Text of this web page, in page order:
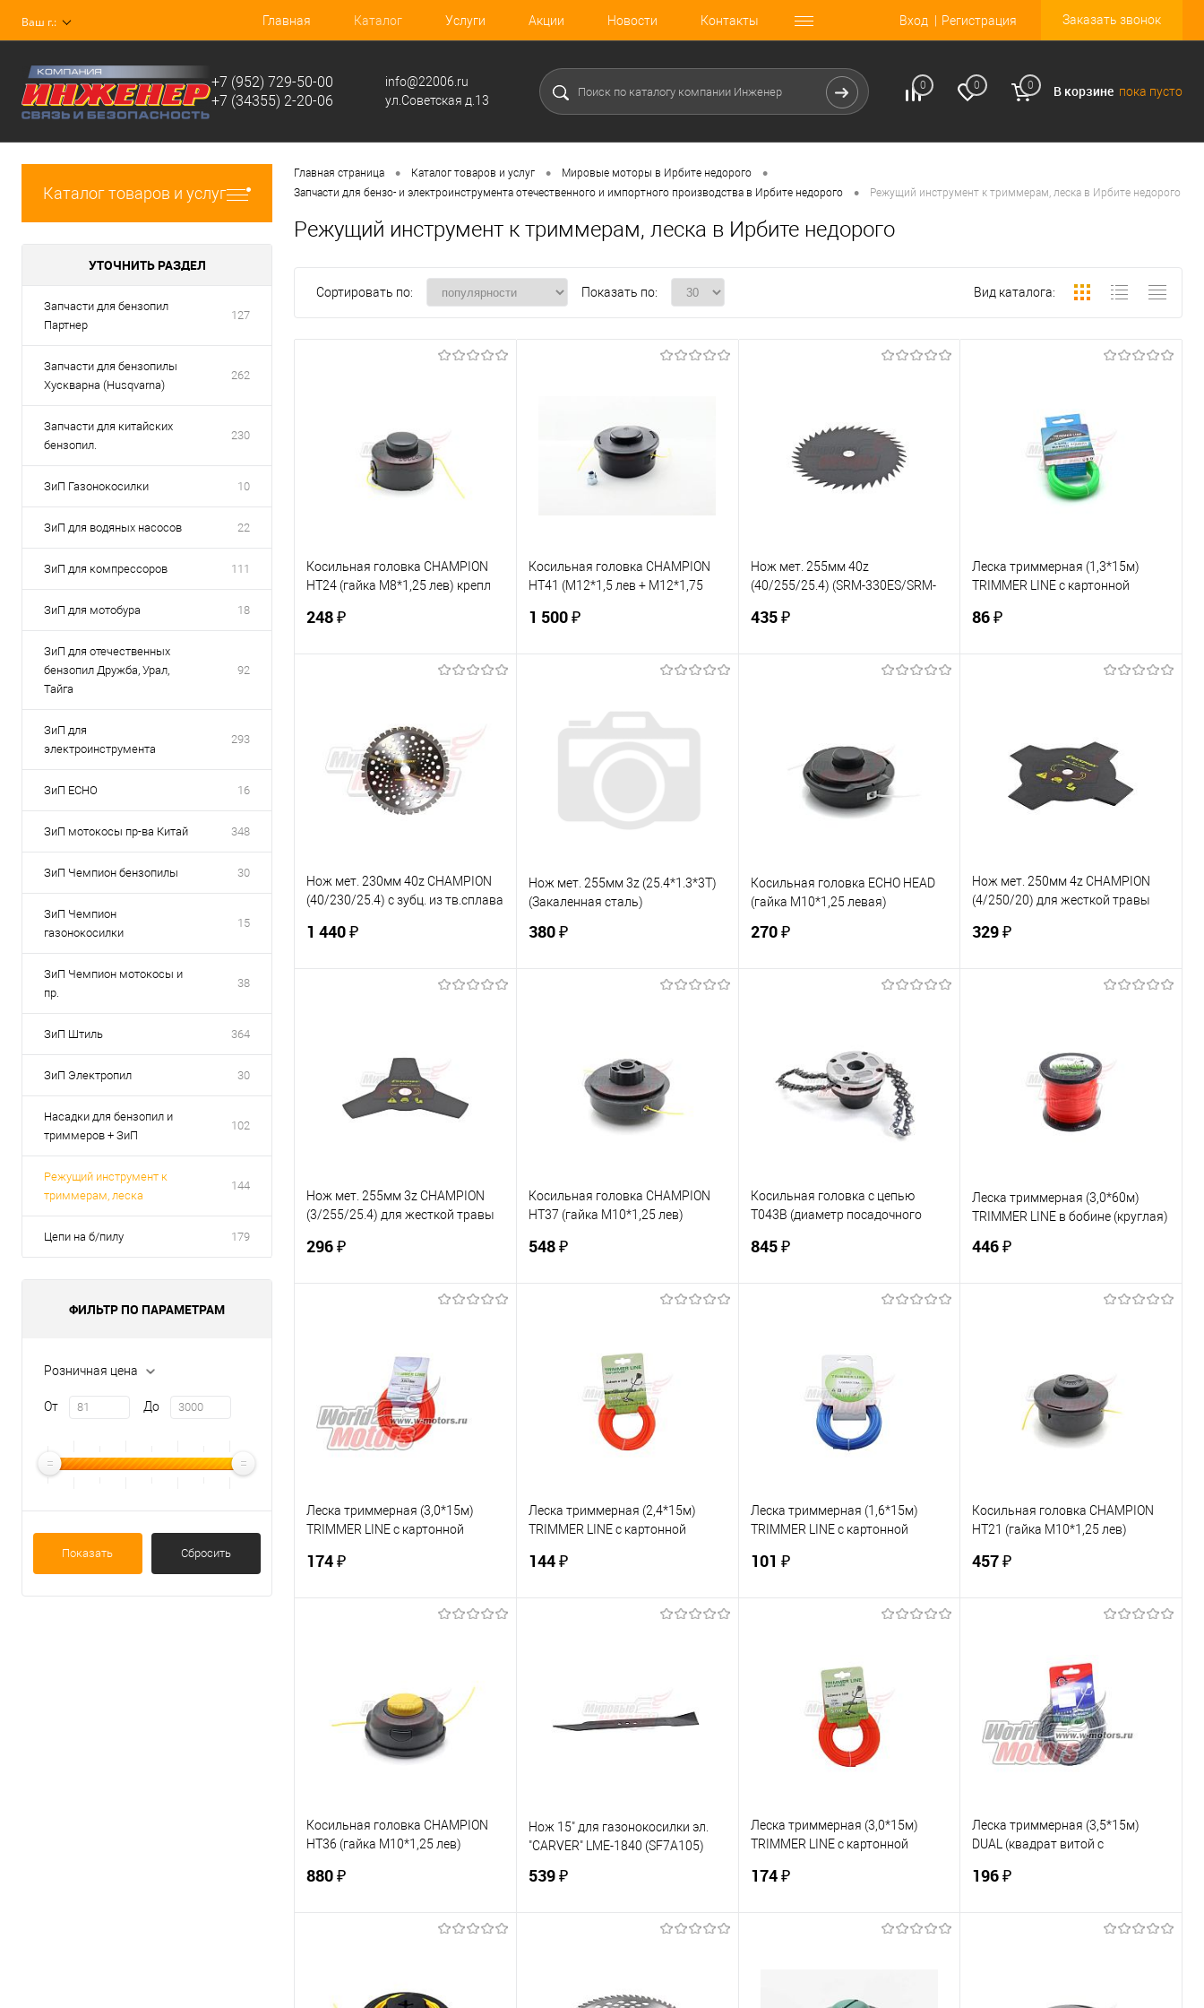
Ваш г.: Главная Каталог Услуги Акции Новости Контакты Вход Регистрация Заказать звонок
+7 (952) 729-50-00
+7 (34355) 2-20-06
info@22006.ru
ул.Советская д.13
0 0 0 В корзине пока пусто
Каталог товаров и услуг
УТОЧНИТЬ РАЗДЕЛ
Запчасти для бензопил
Партнер
127
Запчасти для бензопилы
Хускварна (Husqvarna)
262
Запчасти для китайских
бензопил.
230
ЗиП Газонокосилки 10
ЗиП для водяных насосов 22
ЗиП для компрессоров 111
ЗиП для мотобура 18
ЗиП для отечественных
бензопил Дружба, Урал,
Тайга
92
ЗиП для
электроинструмента
293
ЗиП ЕСНО 16
ЗиП мотокосы пр-ва Китай 348
ЗиП Чемпион бензопилы 30
ЗиП Чемпион
газонокосилки
15
ЗиП Чемпион мотокосы и
пр.
38
ЗиП Штиль 364
ЗиП Электропил 30
Насадки для бензопил и
триммеров + ЗиП
102
Режущий инструмент к
триммерам, леска
144
Цепи на б/пилу 179
ФИЛЬТР ПО ПАРАМЕТРАМ
Розничная цена
От До
Показать Сбросить
Главная страница • Каталог товаров и услуг • Мировые моторы в Ирбите недорого •
Запчасти для бензо- и электроинструмента отечественного и импортного производства в Ирбите недорого • Режущий инструмент к триммерам, леска в Ирбите недорого
Режущий инструмент к триммерам, леска в Ирбите недорого
Сортировать по: Показать по: Вид каталога:
Косильная головка CHAMPION
HT24 (гайка М8*1,25 лев) крепл
248 ₽
Купить в 1 клик
К сравнению
В избранное
В наличии
Косильная головка CHAMPION
HT41 (М12*1,5 лев + М12*1,75
Hus235R (C5141)
1 500 ₽
Купить в 1 клик
К сравнению
В избранное
В наличии
Нож мет. 255мм 40z
(40/255/25.4) (SRM-330ES/SRM-
травы)
435 ₽
В избранное
В наличии
Леска триммерная (1,3*15м)
TRIMMER LINE с картонной
86 ₽
В избранное
В наличии
Нож мет. 230мм 40z CHAMPION
(40/230/25.4) с зубц. из тв.сплава
(C5200)
1 440 ₽
В избранное
В наличии
Нож мет. 255мм 3z (25.4*1.3*3T)
(Закаленная сталь)
380 ₽
В избранное
В наличии
Косильная головка ECHO HEAD
(гайка М10*1,25 левая)
270 ₽
Купить в 1 клик
К сравнению
В избранное
В наличии
Нож мет. 250мм 4z CHAMPION
(4/250/20) для жесткой травы
329 ₽
Купить в 1 клик
В избранное
В наличии
Нож мет. 255мм 3z CHAMPION
(3/255/25.4) для жесткой травы
296 ₽
Купить в 1 клик
В избранное
В наличии
Косильная головка CHAMPION
HT37 (гайка М10*1,25 лев)
T517,ET1004A,ET1200A) (С5127)
548 ₽
Купить в 1 клик
В избранное
В наличии
Косильная головка с цепью
Т043В (диаметр посадочного
845 ₽
Купить в 1 клик
В избранное
В наличии
Леска триммерная (3,0*60м)
TRIMMER LINE в бобине (круглая)
446 ₽
В избранное
В наличии
Леска триммерная (3,0*15м)
TRIMMER LINE с картонной
174 ₽
К сравнению
В избранное
В наличии
Леска триммерная (2,4*15м)
TRIMMER LINE с картонной
144 ₽
В избранное
В наличии
Леска триммерная (1,6*15м)
TRIMMER LINE с картонной
101 ₽
Купить в 1 клик
В избранное
В наличии
Косильная головка CHAMPION
HT21 (гайка М10*1,25 лев)
T517,ET1004A,ET1200A) (С5074)
457 ₽
Купить в 1 клик
В избранное
В наличии
Косильная головка CHAMPION
HT36 (гайка М10*1,25 лев)
T517,ET1004A,ET1200A) (С5126)
880 ₽
Купить в 1 клик
К сравнению
Нож 15" для газонокосилки эл.
"CARVER" LME-1840 (SF7A105)
539 ₽
Купить в 1 клик
К сравнению
Леска триммерная (3,0*15м)
TRIMMER LINE с картонной
174 ₽
Купить в 1 клик
Леска триммерная (3,5*15м)
DUAL (квадрат витой с
196 ₽